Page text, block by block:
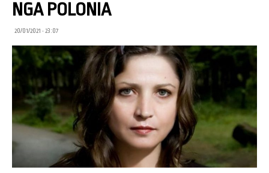
NGA POLONIA
20/01/2021 • 23:07